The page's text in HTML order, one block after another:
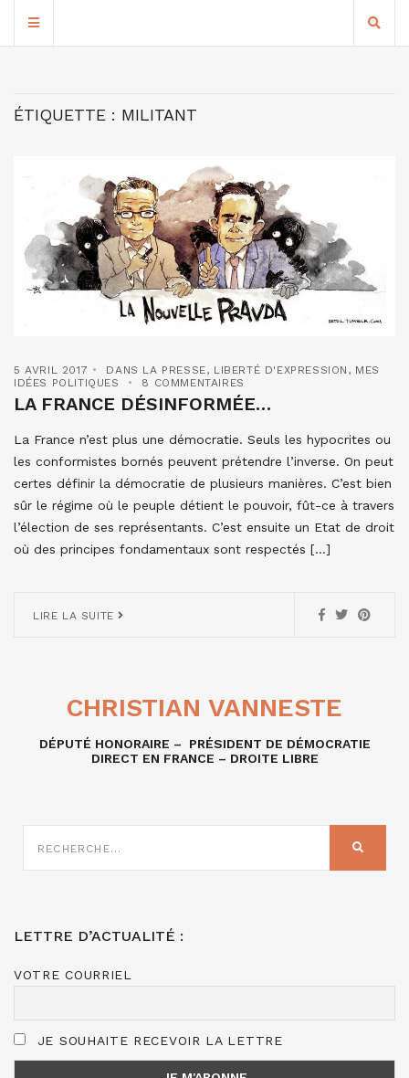
ÉTIQUETTE : MILITANT
5 AVRIL 2017 DANS LA PRESSE, LIBERTÉ D'EXPRESSION , MES
IDÉES POLITIQUES
8 COMMENTAIRES
LA FRANCE DÉSINFORMÉE…
La France n’est plus une démocratie. Seuls les hypocrites ou
les conformistes bornés peuvent prétendre l’inverse. On peut
certes définir la démocratie de plusieurs manières. C’est bien
sûr le régime où le peuple détient le pouvoir, fût-ce à travers
l’élection de ses représentants. C’est ensuite un Etat de droit
où des principes fondamentaux sont respectés […]
LIRE LA SUITE
CHRISTIAN VANNESTE
DÉPUTÉ HONORAIRE – PRÉSIDENT DE DÉMOCRATIE
DIRECT EN FRANCE – DROITE LIBRE
SUR
LETTRE D’ACTUALITÉ :
VOTRE COURRIEL
JE SOUHAITE RECEVOIR LA LETTRE